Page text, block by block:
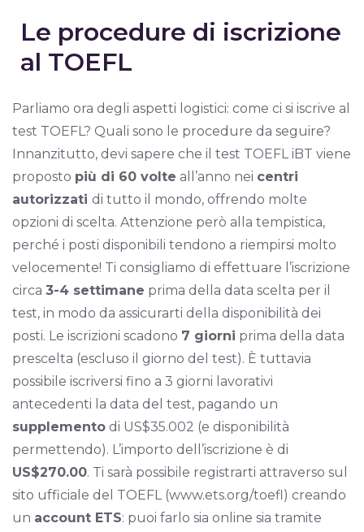
Le procedure di iscrizione
al TOEFL
Parliamo ora degli aspetti logistici: come ci si iscrive al
test TOEFL? Quali sono le procedure da seguire?
Innanzitutto, devi sapere che il test TOEFL iBT viene
proposto più di 60 volte all’anno nei centri
autorizzati di tutto il mondo, offrendo molte
opzioni di scelta. Attenzione però alla tempistica,
perché i posti disponibili tendono a riempirsi molto
velocemente! Ti consigliamo di effettuare l’iscrizione
circa 3-4 settimane prima della data scelta per il
test, in modo da assicurarti della disponibilità dei
posti. Le iscrizioni scadono 7 giorni prima della data
prescelta (escluso il giorno del test). È tuttavia
possibile iscriversi fino a 3 giorni lavorativi
antecedenti la data del test, pagando un
supplementodi US$35.002 (e disponibilità
permettendo). L’importo dell’iscrizione è di
US$270.00. Ti sarà possibile registrarti attraverso sul
sito ufficiale del TOEFL (www.ets.org/toefl) creando
un account ETS: puoi farlo sia online sia tramite